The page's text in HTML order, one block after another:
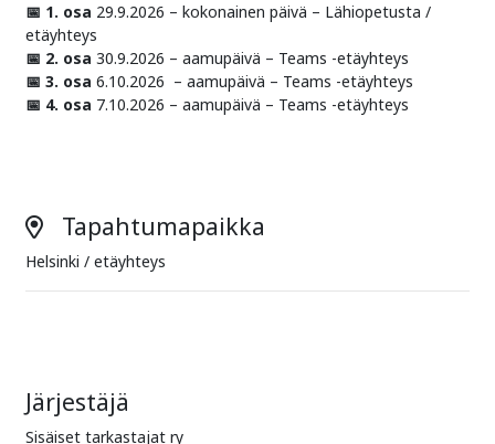
📅 1. osa 29.9.2026 – kokonainen päivä – Lähiopetusta /
etäyhteys
📅 2. osa 30.9.2026 – aamupäivä – Teams -etäyhteys
📅 3. osa 6.10.2026 – aamupäivä – Teams -etäyhteys
📅 4. osa 7.10.2026 – aamupäivä – Teams -etäyhteys
Tapahtumapaikka
Helsinki / etäyhteys
Järjestäjä
Sisäiset tarkastajat ry